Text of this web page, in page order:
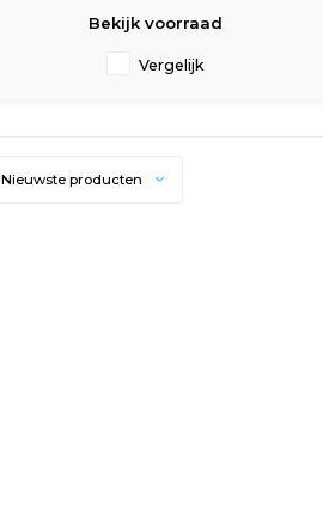
Bekijk voorraad
Vergelijk
Nieuwste producten